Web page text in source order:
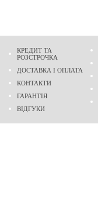
КРЕДИТ ТА
РОЗСТРОЧКА
ДОСТАВКА І ОПЛАТА
КОНТАКТИ
ГАРАНТІЯ
ВІДГУКИ